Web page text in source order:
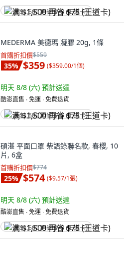
满 $1,500 再省 $75 (王道卡)
MEDERMA 美德瑪 凝膠 20g, 1條
首購折扣價$559
35% $359 ($359.00/1個)
明天 8/8 (六) 預計送達
酷澎直售 ∙ 免運 ∙ 免費退貨
满 $1,500 再省 $75 (王道卡)
碩湛 平面口罩 柴語錄聯名款, 春櫻, 10
片, 6盒
首購折扣價$774
25% $574 ($9.57/1張)
明天 8/8 (六) 預計送達
酷澎直售 ∙ 免運 ∙ 免費退貨
满 $1,500 再省 $75 (王道卡)